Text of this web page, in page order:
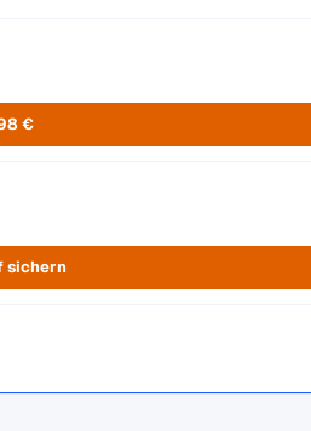
€
sichern